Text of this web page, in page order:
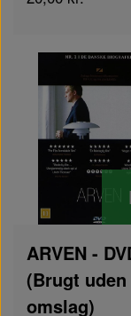
ARVEN -
(Brugt uden
omslag)